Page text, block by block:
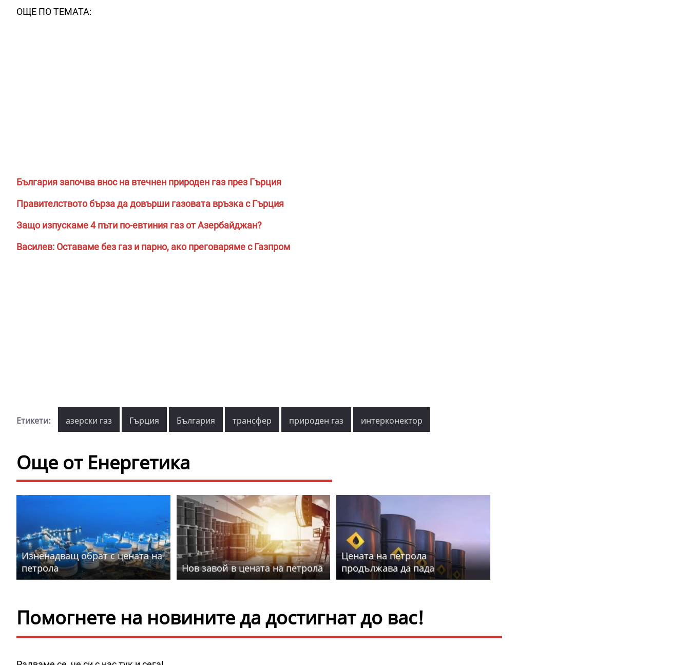
ОЩЕ ПО ТЕМАТА:
България започва внос на втечнен природен газ през Гърция
Правителството бърза да довърши газовата връзка с Гърция
Защо изпускаме 4 пъти по-евтиния газ от Азербайджан?
Василев: Оставаме без газ и парно, ако преговаряме с Газпром
Етикети: азерски газ Гърция България трансфер природен газ интерконектор
Още от Енергетика
Изненадващ обрат с цената на
петрола
Нов завой в цената на петрола
Цената на петрола
продължава да пада
Помогнете на новините да достигнат до вас!